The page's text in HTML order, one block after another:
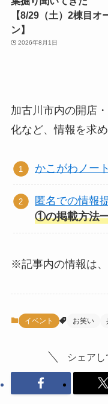
【8/29（土）2棟目オ
ン】
2026年8月1日
加古川市内の開店
化など、情報を求め
かこがわノー
匿名での情報
①の掲載方法
※記事内の情報は、
イベント お笑い
シェア